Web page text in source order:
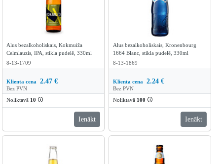
Alus bezalkoholiskais, Kokmuiža
Celmlauzis, IPA, stikla pudelē, 330ml
8-13-1709
Klienta cena 2.47 €
Bez PVN
Noliktavā 10 🛈
Ienākt
Alus bezalkoholiskais, Kronenbourg
1664 Blanc, stikla pudelē, 330ml
8-13-1869
Klienta cena 2.24 €
Bez PVN
Noliktavā 100 🛈
Ienākt